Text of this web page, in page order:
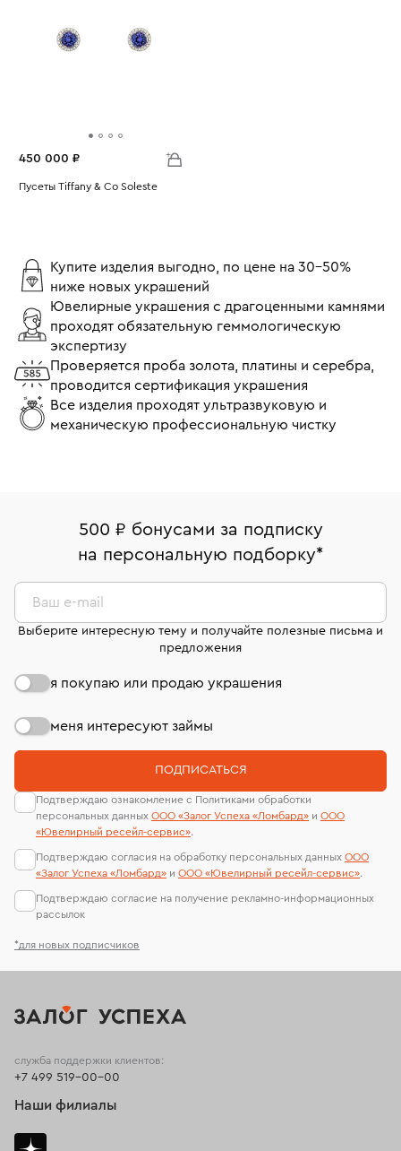
450 000 ₽
Пусеты Tiffany & Co Soleste
Купите изделия выгодно, по цене на 30-50%
ниже новых украшений
Ювелирные украшения с драгоценными камнями
проходят обязательную геммологическую
экспертизу
Проверяется проба золота, платины и серебра,
проводится сертификация украшения
Все изделия проходят ультразвуковую и
механическую профессиональную чистку
500 ₽ бонусами за подписку
на персональную подборку*
*для новых подписчиков
Ваш e-mail
Выберите интересную тему и получайте полезные письма и
предложения
я покупаю или продаю украшения
меня интересуют займы
ПОДПИСАТЬСЯ
Подтверждаю ознакомление с Политиками обработки
персональных данных ООО «Залог Успеха «Ломбард» и ООО
«Ювелирный ресейл-сервиc».
Подтверждаю согласия на обработку персональных данных ООО
«Залог Успеха «Ломбард» и ООО «Ювелирный ресейл-сервиc».
Подтверждаю согласие на получение рекламно-информационных
рассылок
служба поддержки клиентов:
+7 499 519-00-00
Наши филиалы